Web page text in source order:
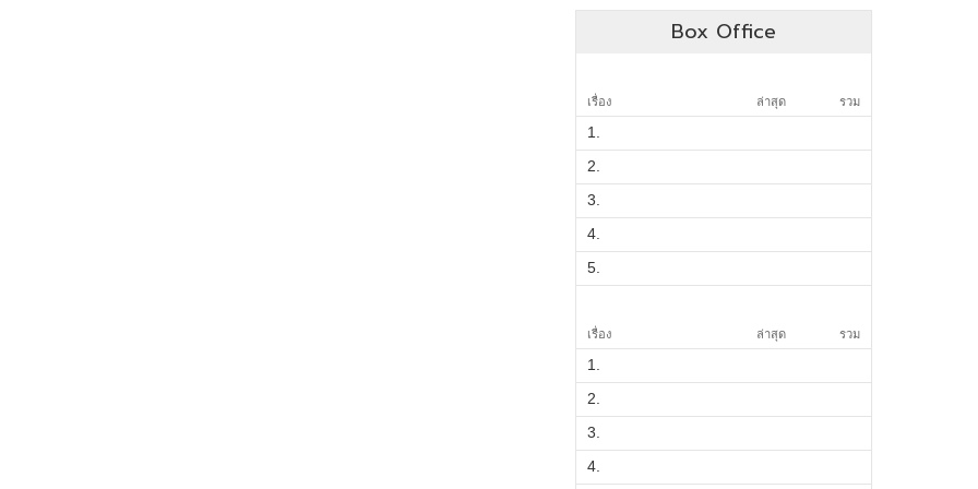
Box Office
เรื่อง ล่าสุด รวม
1.
2.
3.
4.
5.
เรื่อง ล่าสุด รวม
1.
2.
3.
4.